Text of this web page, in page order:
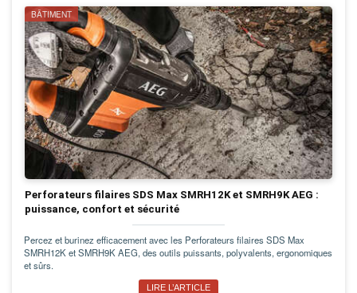
BÂTIMENT
Perforateurs filaires SDS Max SMRH12K et SMRH9K AEG :
puissance, confort et sécurité
Percez et burinez efficacement avec les Perforateurs filaires SDS Max
SMRH12K et SMRH9K AEG, des outils puissants, polyvalents, ergonomiques
et sûrs.
LIRE L’ARTICLE